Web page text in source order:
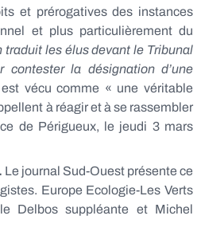
et prérogatives des instances
et plus particulièrement du
traduit les élus devant le Tribunal
contester la désignation d’une
vécu comme « une véritable
à réagir et à se rassembler
de Périgueux, le jeudi 3 mars
Le journal Sud-Ouest présente ce
Europe Ecologie-Les Verts
Delbos suppléante et Michel